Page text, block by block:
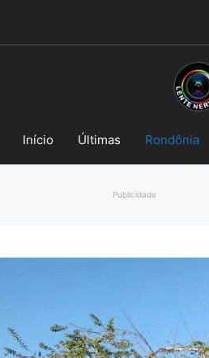
Início Últimas Rondônia
Publicidade